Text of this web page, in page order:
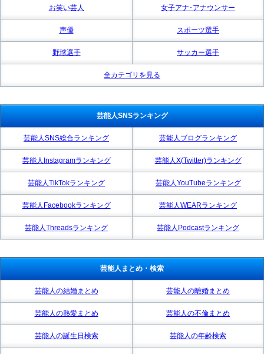
お笑い芸人 女子アナ･アナウンサー
声優 スポーツ選手
野球選手 サッカー選手
全カテゴリを見る
芸能人SNSランキング
芸能人SNS総合ランキング 芸能人ブログランキング
芸能人Instagramランキング 芸能人X(Twitter)ランキング
芸能人TikTokランキング 芸能人YouTubeランキング
芸能人Facebookランキング 芸能人WEARランキング
芸能人Threadsランキング 芸能人Podcastランキング
芸能人まとめ・検索
芸能人の結婚まとめ 芸能人の離婚まとめ
芸能人の熱愛まとめ 芸能人の不倫まとめ
芸能人の誕生日検索 芸能人の年齢検索